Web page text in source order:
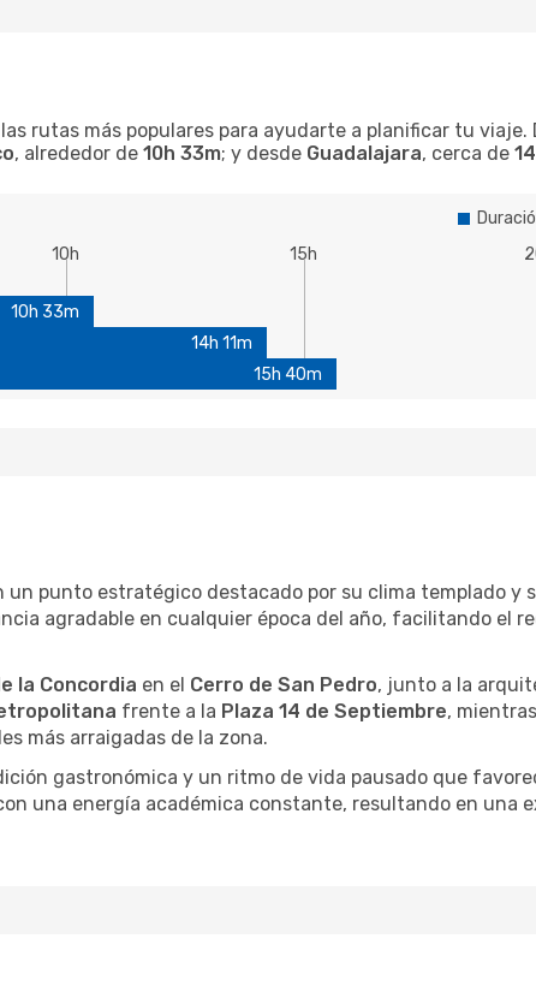
rutas más populares para ayudarte a planificar tu viaje.
, alrededor de 10h 33m; y desde Guadalajara, cerca de
10h 15h
10h 33m
14h 11m
15h 40m
punto estratégico destacado por su clima templado y
agradable en cualquier época del año, facilitando el
la Concordia en el Cerro de San Pedro, junto a la
frente a la Plaza 14 de Septiembre,
más arraigadas de la zona.
gastronómica y un ritmo de vida pausado que
una energía académica constante, resultando en una